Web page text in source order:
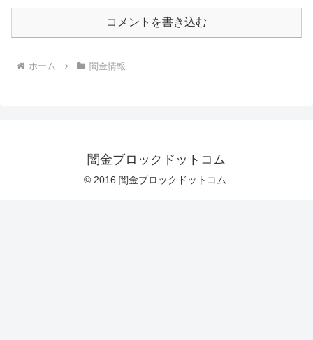
コメントを書き込む
ホーム 闇金情報
闇金ブロックドットコム
© 2016 闇金ブロックドットコム.